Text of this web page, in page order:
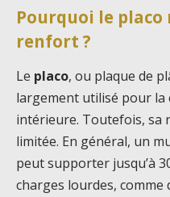
Pourquoi le
renfort ?
Le placo, ou plaque de
largement utilisé pour
intérieure. Toutefois, sa
limitée. En général, un
peut supporter jusqu’à
charges lourdes, comme